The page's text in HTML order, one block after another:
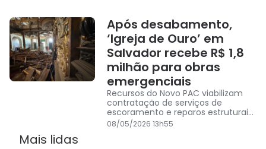
Após desabamento,
‘Igreja de Ouro’ em
Salvador recebe R$ 1,8
milhão para obras
emergenciais
Recursos do Novo PAC viabilizam
contratação de serviços de
escoramento e reparos estruturais
no templo do Pelourinho; contrato
foi firmado por dispensa de
08/05/2026 13h55
Mais lidas